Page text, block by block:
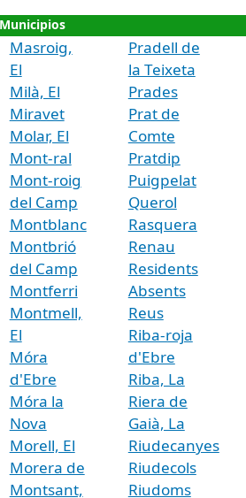
Municipios
Masroig,
El
Milà, El
Miravet
Molar, El
Mont-ral
Mont-roig
del Camp
Montblanc
Montbrió
del Camp
Montferri
Montmell,
El
Móra
d'Ebre
Móra la
Nova
Morell, El
Morera de
Montsant,
Pradell de
la Teixeta
Prades
Prat de
Comte
Pratdip
Puigpelat
Querol
Rasquera
Renau
Residents
Absents
Reus
Riba-roja
d'Ebre
Riba, La
Riera de
Gaià, La
Riudecanyes
Riudecols
Riudoms